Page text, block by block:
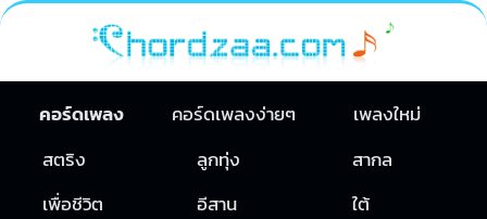
คอร์ดเพลง คอร์ดเพลงง่ายๆ
เพลงใหม่
สตริง
ลูกทุ่ง
สากล
เพื่อชีวิต
อีสาน
ใต้